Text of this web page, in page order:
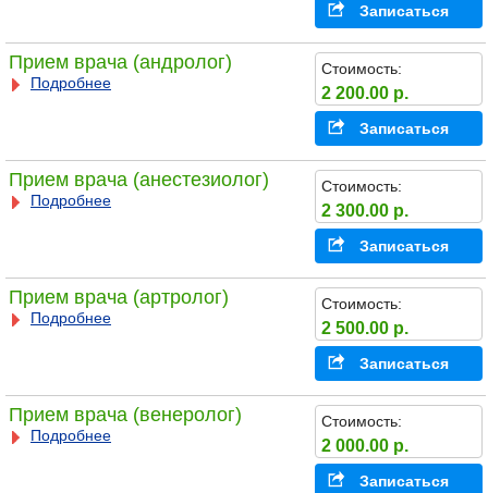
Записаться
Прием врача (андролог)
Подробнее
Стоимость:
2 200.00 р.
Записаться
Прием врача (анестезиолог)
Подробнее
Стоимость:
2 300.00 р.
Записаться
Прием врача (артролог)
Подробнее
Стоимость:
2 500.00 р.
Записаться
Прием врача (венеролог)
Подробнее
Стоимость:
2 000.00 р.
Записаться